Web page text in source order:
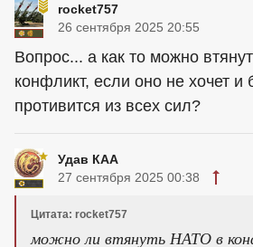
rocket757
26 сентября 2025 20:55
Вопрос... а как то можно
конфликт, если оно не хочет и
противится из всех сил?
Удав КАА
27 сентября 2025 00:38
Цитата: rocket757
можно ли втянуть НАТО в